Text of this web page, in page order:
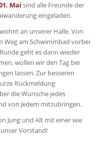
Mai sind alle Freunde der
eingeladen.
an unserer Halle. Von
am Schwimmbad vorbei
geht es dann wieder
wollen wir den Tag bei
lassen. Zur besseren
Rückmeldung
die Wünsche jedes
von Jedem mitzubringen.
Jung und Alt mit einer wie
Vorstand!